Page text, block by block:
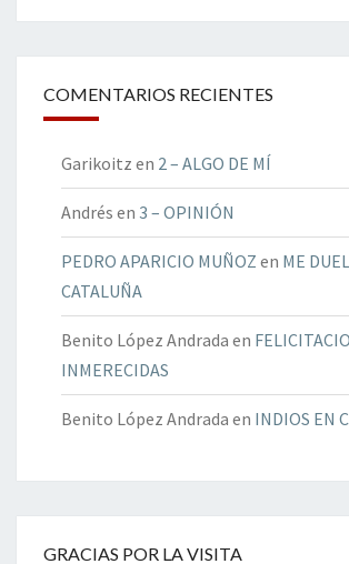
COMENTARIOS RECIENTES
Garikoitz en 2 – ALGO DE MÍ
Andrés en 3 – OPINIÓN
PEDRO APARICIO MUÑOZ en ME
CATALUÑA
Benito López Andrada en
INMERECIDAS
Benito López Andrada en INDIOS EN
GRACIAS POR LA VISITA